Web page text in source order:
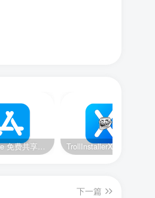
App Store 免费共享账号【美区】【2024.11.19更新】
下一篇